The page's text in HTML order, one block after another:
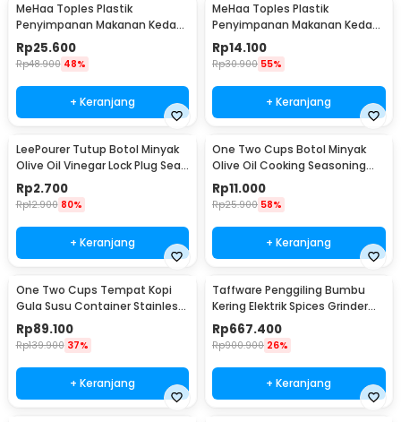
MeHaa Toples Plastik
Penyimpanan Makanan Kedap
Udara Storage Jar 1.8L - YF0086
Rp25.600
Rp48.900 48%
+ Keranjang
MeHaa Toples Plastik
Penyimpanan Makanan Kedap
Udara Storage Jar 700ml -
YF0086
Rp14.100
Rp30.900 55%
+ Keranjang
LeePourer Tutup Botol Minyak
Olive Oil Vinegar Lock Plug Seal
- HE131
Rp2.700
Rp12.900 80%
+ Keranjang
One Two Cups Botol Minyak
Olive Oil Cooking Seasoning
Bottle 500ml - CW200
Rp11.000
Rp25.900 58%
+ Keranjang
One Two Cups Tempat Kopi
Gula Susu Container Stainless
Steel 1.5L - MSS19
Rp89.100
Rp139.900 37%
+ Keranjang
Taffware Penggiling Bumbu
Kering Elektrik Spices Grinder
800g 2400W - HC-800Y
Rp667.400
Rp900.900 26%
+ Keranjang